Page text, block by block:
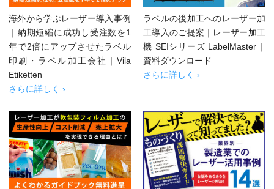
海外から学ぶレーザー導入事例
｜納期短縮に成功し受注数を1
年で2倍にアップさせたラベル
印刷・ラベル加工会社｜Vila
Etiketten
さらに詳しく ›
ラベルの後加工へのレーザー加
工導入のご提案｜レーザー加工
機 SEIシリーズ LabelMaster｜
資料ダウンロード
さらに詳しく ›